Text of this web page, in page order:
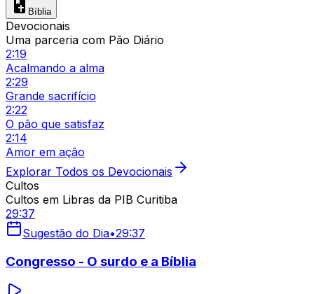
Bíblia
Devocionais
Uma parceria com Pão Diário
2:19
Acalmando a alma
2:29
Grande sacrifício
2:22
O pão que satisfaz
2:14
Amor em ação
Explorar Todos os Devocionais
Cultos
Cultos em Libras da PIB Curitiba
29:37
Sugestão do Dia•29:37
Congresso - O surdo e a Bíblia